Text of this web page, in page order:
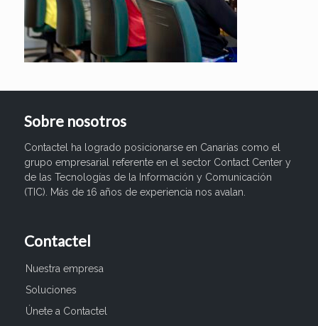
Sobre nosotros
Contactel ha logrado posicionarse en Canarias como el
grupo empresarial referente en el sector Contact Center y
de las Tecnologías de la Información y Comunicación
(TIC). Más de 16 años de experiencia nos avalan.
Contactel
Nuestra empresa
Soluciones
Únete a Contactel